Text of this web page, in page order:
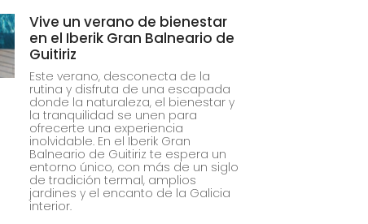
Vive un verano de bienestar
en el Iberik Gran Balneario de
Guitiriz
Este verano, desconecta de la
rutina y disfruta de una escapada
donde la naturaleza, el bienestar y
la tranquilidad se unen para
ofrecerte una experiencia
inolvidable. En el Iberik Gran
Balneario de Guitiriz te espera un
entorno único, con más de un siglo
de tradición termal, amplios
jardines y el encanto de la Galicia
interior.